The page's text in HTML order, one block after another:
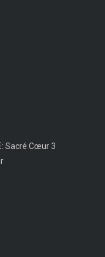
Sacré Cœur 3